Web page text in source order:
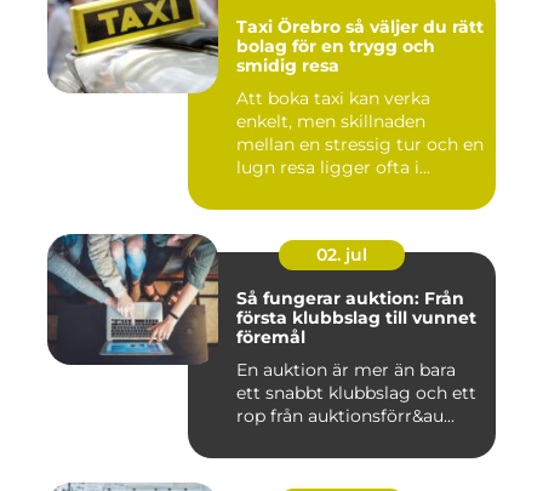
Taxi Örebro så väljer du rätt
bolag för en trygg och
smidig resa
Att boka taxi kan verka
enkelt, men skillnaden
mellan en stressig tur och en
lugn resa ligger ofta i...
02. jul
Så fungerar auktion: Från
första klubbslag till vunnet
föremål
En auktion är mer än bara
ett snabbt klubbslag och ett
rop från auktionsförr&au...